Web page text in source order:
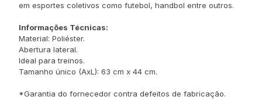
em esportes coletivos como futebol, handbol entre outros.
Informações Técnicas:
Material: Poliéster.
Abertura lateral.
Ideal para treinos.
Tamanho único (AxL): 63 cm x 44 cm.
*Garantia do fornecedor contra defeitos de fabricação.